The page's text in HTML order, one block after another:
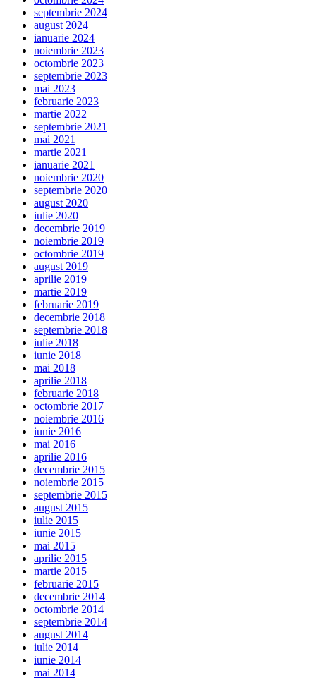
septembrie 2024
august 2024
ianuarie 2024
noiembrie 2023
octombrie 2023
septembrie 2023
mai 2023
februarie 2023
martie 2022
septembrie 2021
mai 2021
martie 2021
ianuarie 2021
noiembrie 2020
septembrie 2020
august 2020
iulie 2020
decembrie 2019
noiembrie 2019
octombrie 2019
august 2019
aprilie 2019
martie 2019
februarie 2019
decembrie 2018
septembrie 2018
iulie 2018
iunie 2018
mai 2018
aprilie 2018
februarie 2018
octombrie 2017
noiembrie 2016
iunie 2016
mai 2016
aprilie 2016
decembrie 2015
noiembrie 2015
septembrie 2015
august 2015
iulie 2015
iunie 2015
mai 2015
aprilie 2015
martie 2015
februarie 2015
decembrie 2014
octombrie 2014
septembrie 2014
august 2014
iulie 2014
iunie 2014
mai 2014